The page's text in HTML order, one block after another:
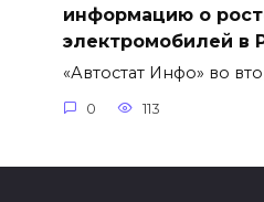
информацию о
электромобилей в
«Автостат Инфо» во
0 113